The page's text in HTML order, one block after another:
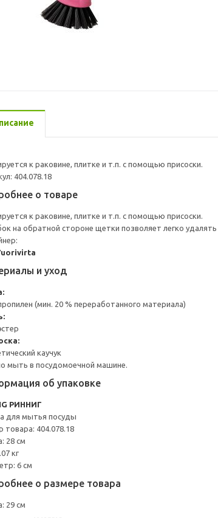
к раковине, плитке и т.п. с помощью присоски.
404.078.18
о товаре
к раковине, плитке и т.п. с помощью присоски.
на обратной стороне щетки позволяет легко
и уход
(мин. 20 % переработанного материала)
каучук
мыть в посудомоечной машине.
об упаковке
РИННИГ
для мытья посуды
товара: 404.078.18
28 см
кг
6 см
о размере товара
29 см